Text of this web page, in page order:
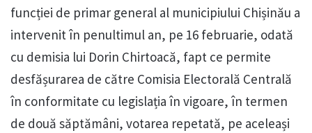
funcției de primar general al municipiului Chișinău a
intervenit în penultimul an, pe 16 februarie, odată
cu demisia lui Dorin Chirtoacă, fapt ce permite
desfășurarea de către Comisia Electorală Centrală
în conformitate cu legislația în vigoare, în termen
de două săptămâni, votarea repetată, pe aceleași